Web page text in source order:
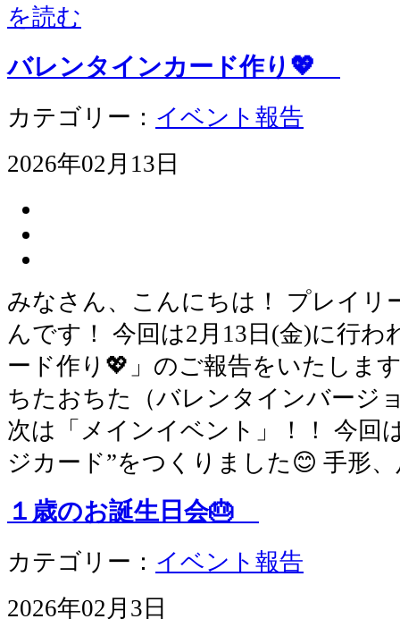
を読む
バレンタインカード作り💖
カテゴリー： イベント報告
2026年02月13日
みなさん、こんにちは！ プレイリ
んです！ 今回は2月13日(金)に行
ード作り💖」のご報告をいたしま
ちたおちた（バレンタインバージ
次は「メインイベント」！！ 今回
ジカード”をつくりました😊 手形
１歳のお誕生日会🎂
カテゴリー： イベント報告
2026年02月3日